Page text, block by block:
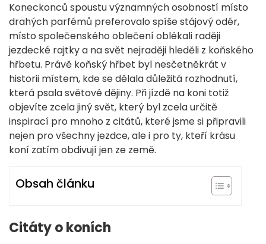
Koneckonců spoustu významných osobností místo
drahých parfémů preferovalo spíše stájový odér,
místo společenského oblečení oblékali raději
jezdecké rajtky a na svět nejraději hleděli z koňského
hřbetu. Právě koňský hřbet byl nesčetněkrát v
historii místem, kde se dělala důležitá rozhodnutí,
která psala světové dějiny. Při jízdě na koni totiž
objevíte zcela jiný svět, který byl zcela určitě
inspirací pro mnoho z citátů, které jsme si připravili
nejen pro všechny jezdce, ale i pro ty, kteří krásu
koní zatím obdivují jen ze země.
Obsah článku
Citáty o koních